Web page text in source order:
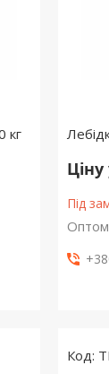
кг
Під
Оптом